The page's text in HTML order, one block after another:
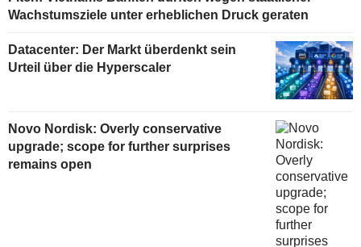
Wachstumsziele unter erheblichen Druck geraten
Datacenter: Der Markt überdenkt sein
Urteil über die Hyperscaler
Novo Nordisk: Overly conservative
upgrade; scope for further surprises
remains open